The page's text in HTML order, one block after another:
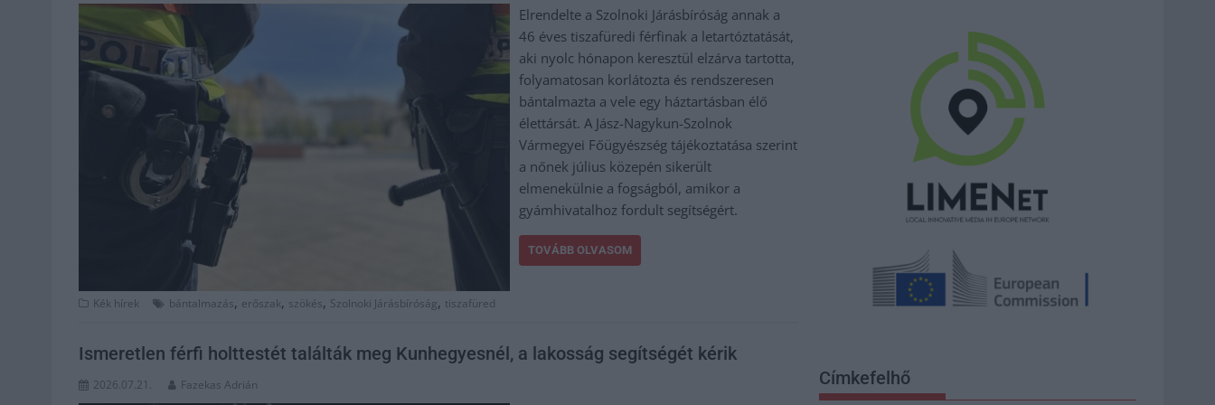
Elrendelte a Szolnoki Járásbíróság annak a
46 éves tiszafüredi férfinak a letartóztatását,
aki nyolc hónapon keresztül elzárva tartotta,
folyamatosan korlátozta és rendszeresen
bántalmazta a vele egy háztartásban élő
élettársát. A Jász-Nagykun-Szolnok
Vármegyei Főügyészség tájékoztatása szerint
a nőnek július közepén sikerült
elmenekülnie a fogságból, amikor a
gyámhivatalhoz fordult segítségért.
TOVÁBB OLVASOM
Kék hírek bántalmazás, erőszak, szökés, Szolnoki Járásbíróság, tiszafüred
Ismeretlen férfi holttestét találták meg Kunhegyesnél, a lakosság segítségét kérik
2026.07.21. Fazekas Adrián Címkefelhő